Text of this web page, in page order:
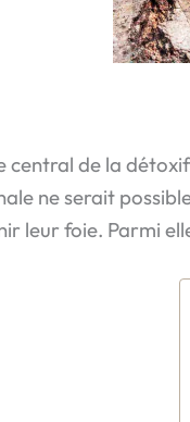
central de la
ne serait
leur foie. Parmi